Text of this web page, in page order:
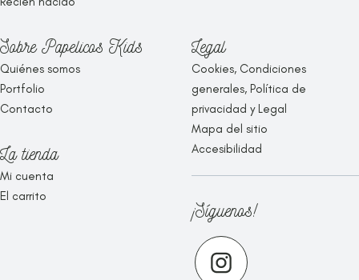
Sobre Papelicos Kids
Quiénes somos
Portfolio
Contacto
La tienda
Mi cuenta
El carrito
Legal
Cookies, Condiciones
generales, Política de
privacidad y Legal
Mapa del sitio
Accesibilidad
¡Síguenos!